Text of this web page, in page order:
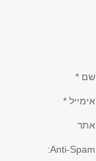
שם *
אימייל *
אתר
Anti-Spam: